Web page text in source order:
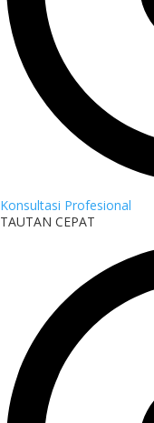
Konsultasi Profesional
TAUTAN CEPAT